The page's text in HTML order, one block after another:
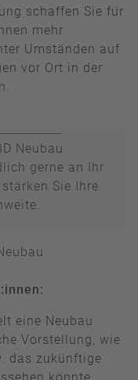
schaffen Sie für
mehr
Umständen auf
vor Ort in der
Neubau
gerne an Ihr
Sie Ihre
eine Neubau
Vorstellung, wie
das zukünftige